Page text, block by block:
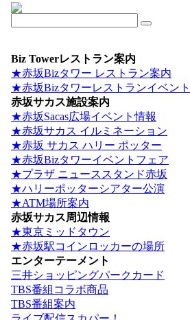
Biz Towerレストラン案内
★赤坂Bizタワー レストラン案内
★赤坂Bizタワーレストランイベント
赤坂サカス施設案内
★赤坂Sacas広場イベント情報
★赤坂サカス イルミネーション
★赤坂 サカス ハリー ポッター
★赤坂Bizタワーイベントフェア
★プラザ ニューススタンド赤坂
★ハリーポッターシアター公演
★ATM場所案内
赤坂サカス周辺情報
★東京ミッドタウン
★赤坂駅コインロッカーの場所
エンターテーメント
三井ショッピングパークカード
TBS番組コラボ商品
TBS番組案内